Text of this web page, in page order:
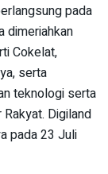
pada
dimeriahkan
Cokelat,
serta
teknologi serta
Digiland
pada 23 Juli